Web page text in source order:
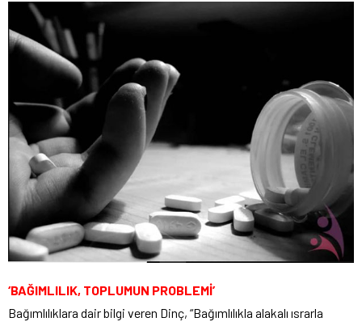
‘BAĞIMLILIK, TOPLUMUN PROBLEMİ’
Bağımlılıklara dair bilgi veren Dinç, “Bağımlılıkla alakalı ısrarla